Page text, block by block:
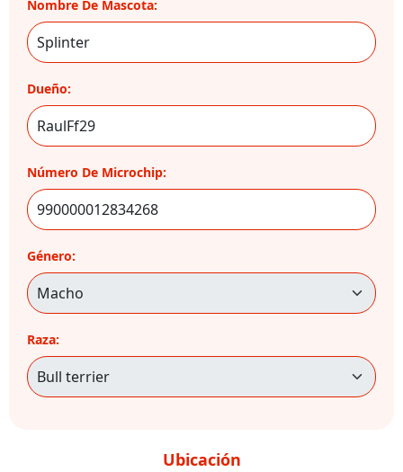
Nombre De Mascota:
Dueño:
Número De Microchip:
Género:
Raza:
Ubicación